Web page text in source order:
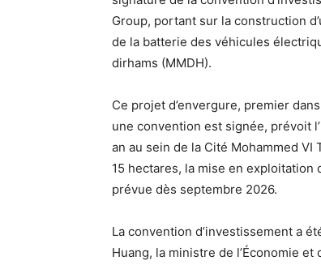
Group, portant sur la construction
de la batterie des véhicules
dirhams (MMDH).
Ce projet d’envergure, premier
une convention est signée, prévoit
an au sein de la Cité Mohammed
15 hectares, la mise en exploitation
prévue dès septembre 2026.
La convention d’investissement a
Huang, la ministre de l’Économie